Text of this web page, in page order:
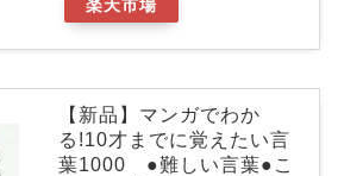
楽天市場
【新品】マンガでわか
る!10才までに覚えたい言
葉1000 ●難しい言葉●こ